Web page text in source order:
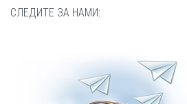
СЛЕДИТЕ ЗА НАМИ: